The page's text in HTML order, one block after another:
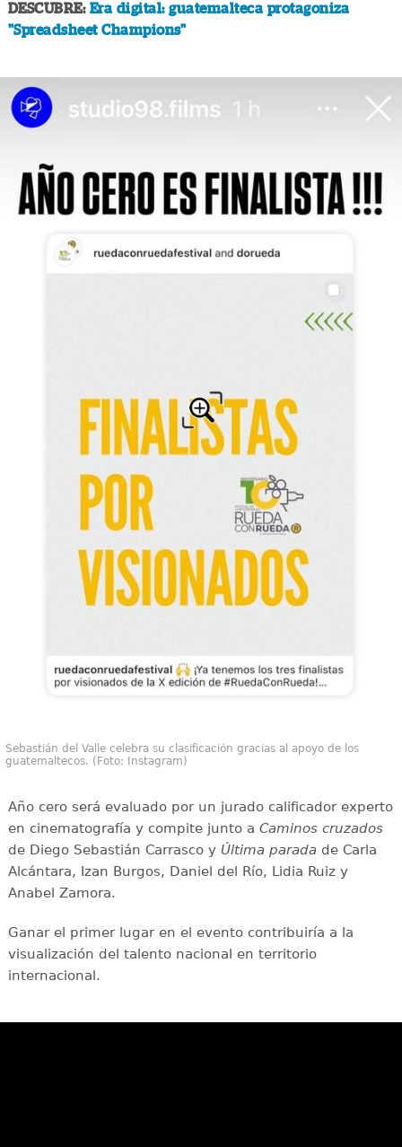
DESCUBRE: Era digital: guatemalteca protagoniza
"Spreadsheet Champions"
Sebastián del Valle celebra su clasificación gracias al apoyo de los
guatemaltecos. (Foto: Instagram)
Año cero será evaluado por un jurado calificador experto
en cinematografía y compite junto a Caminos cruzados
de Diego Sebastián Carrasco y Última paradade Carla
Alcántara, Izan Burgos, Daniel del Río, Lidia Ruiz y
Anabel Zamora.
Ganar el primer lugar en el evento contribuiría a la
visualización del talento nacional en territorio
internacional.